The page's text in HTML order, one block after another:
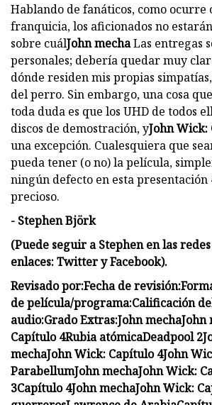
Hablando de fanáticos, como ocurre
franquicia, los aficionados no
sobre cuálJohn mechaLas entregas
personales; debería quedar muy
dónde residen mis propias
del perro. Sin embargo, una cosa
toda duda es que los UHD de todos
discos de demostración, yJohn Wick:
una excepción. Cualesquiera que
pueda tener (o no) la película,
ningún defecto en esta presentación
precioso.
- Stephen Björk
(Puede seguir a Stephen en las
enlaces: Twitter y Facebook).
Revisado por:Fecha de revisión:
de película/programa:Calificación
audio:Grado Extras:John mechaJohn
Capítulo 4Rubia atómicaDeadpool 2
mechaJohn Wick: Capítulo 4John
ParabellumJohn mechaJohn Wick:
3Capítulo 4John mechaJohn Wick: